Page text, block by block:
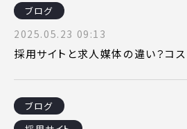
ブログ
2025.05.23 09:13
採用サイトと求人媒体の違い？コ
ブログ